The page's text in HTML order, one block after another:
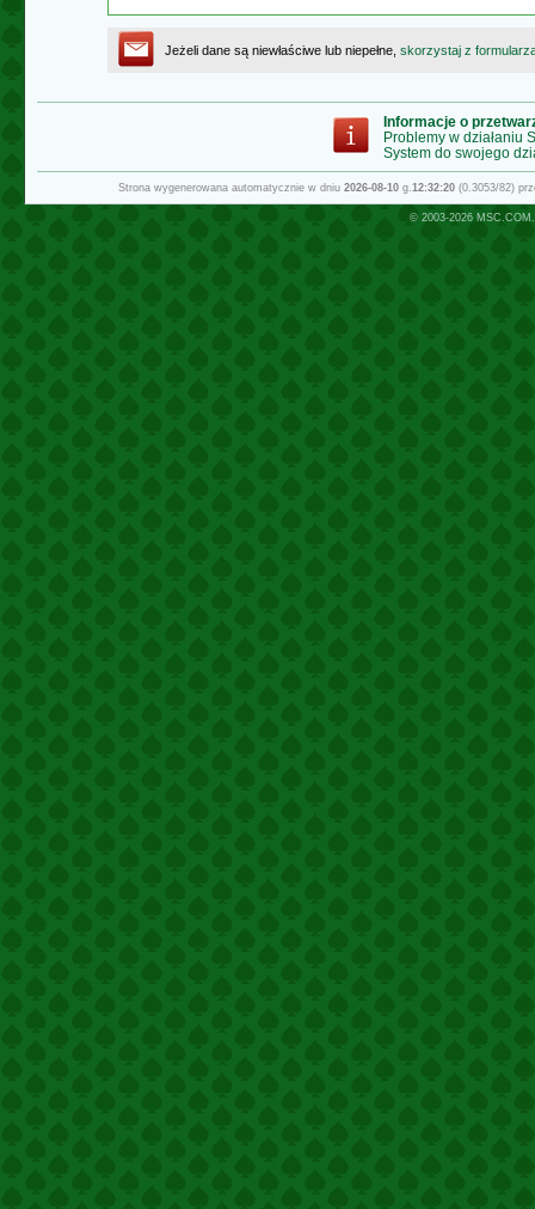
Jeżeli dane są niewłaściwe lub niepełne, skorzystaj z
Informacje o
Problemy w działaniu
System do swojego
Strona wygenerowana automatycznie w dniu 2026-08-10 g.12:32:20 (0.3053/82)
© 2003-2026